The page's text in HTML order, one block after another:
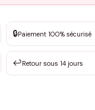
à 10€ selon la demande
🔒Paiement 100% sécurisé
↩️Retour sous 14 jours